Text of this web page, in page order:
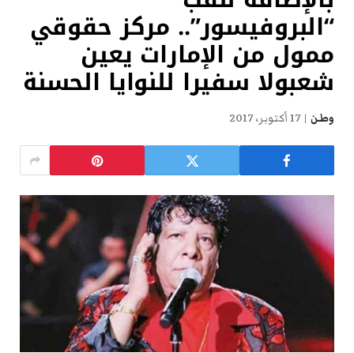
“البروفيسور”.. مركز حقوقي
ممول من الإمارات يعين
شعبولا سفيرا للنوايا الحسنة
وطن 17 أكتوبر، 2017